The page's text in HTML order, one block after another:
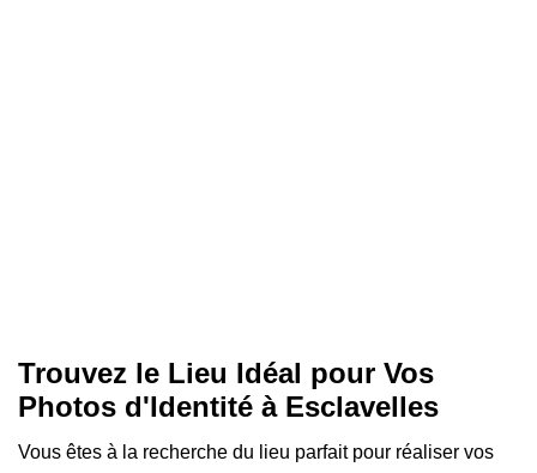
Trouvez le Lieu Idéal pour Vos
Photos d'Identité à Esclavelles
Vous êtes à la recherche du lieu parfait pour réaliser vos